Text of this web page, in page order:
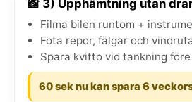
📸 3) Upphämtning utan
Filma bilen runtom +
Fota repor, fälgar och
Spara kvitto vid tankning
60 sek nu kan spara 6